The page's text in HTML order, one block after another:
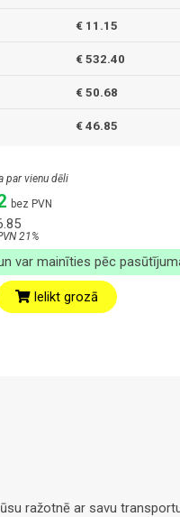
€ 11.15
€ 532.40
€ 50.68
€ 46.85
par vienu dēli
bez PVN
21%
var mainīties pēc
Ielikt grozā
ražotnē ar savu